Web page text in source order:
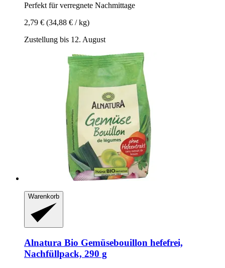
Perfekt für verregnete Nachmittage
2,79 € (34,88 € / kg)
Zustellung bis 12. August
Warenkorb
Alnatura Bio Gemüsebouillon hefefrei,
Nachfüllpack, 290 g